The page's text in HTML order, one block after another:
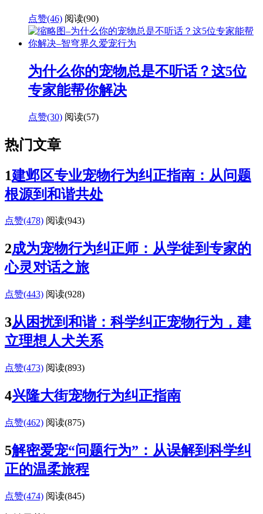
点赞(46) 阅读(90)
为什么你的宠物总是不听话？这5位
专家能帮你解决
点赞(30) 阅读(57)
热门文章
1建邺区专业宠物行为纠正指南：从问题
根源到和谐共处
点赞(478) 阅读(943)
2成为宠物行为纠正师：从学徒到专家的
心灵对话之旅
点赞(443) 阅读(928)
3从困扰到和谐：科学纠正宠物行为，建
立理想人犬关系
点赞(473) 阅读(893)
4兴隆大街宠物行为纠正指南
点赞(462) 阅读(875)
5解密爱宠“问题行为”：从误解到科学纠
正的温柔旅程
点赞(474) 阅读(845)